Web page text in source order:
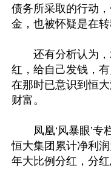
债务所采取的行动
金，也被怀疑是在转
还有分析认为，
红，给自己发钱，
在那时已意识到恒
财富。
凤凰‘风暴眼’专
恒大集团累计净利
年大比例分红，分